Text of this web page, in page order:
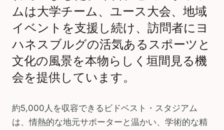
ムは大学チーム、ユース大会、地域
イベントを支援し続け、訪問者にヨ
ハネスブルグの活気あるスポーツと
文化の風景を本物らしく垣間見る機
会を提供しています。
約5,000人を収容できるビドベスト・スタジアム
は、情熱的な地元サポーターと温かい、学術的な精